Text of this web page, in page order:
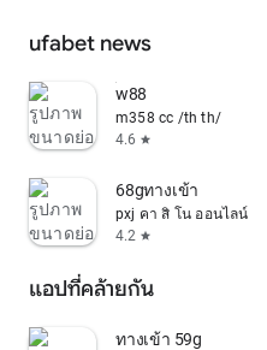
ufabet news
้w88
m358 cc /th th/
4.6 star
68gทางเข้า
pxj คา สิ โน ออนไลน์
4.2 star
แอปที่คล้ายกัน
ทางเข้า 59g